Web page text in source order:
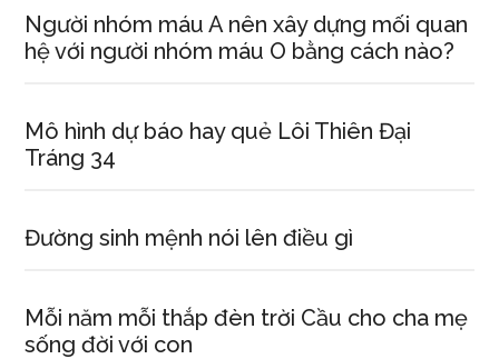
Người nhóm máu A nên xây dựng mối quan
hệ với người nhóm máu O bằng cách nào?
Mô hình dự báo hay quẻ Lôi Thiên Đại
Tráng 34
Đường sinh mệnh nói lên điều gì
Mỗi năm mỗi thắp đèn trời Cầu cho cha mẹ
sống đời với con